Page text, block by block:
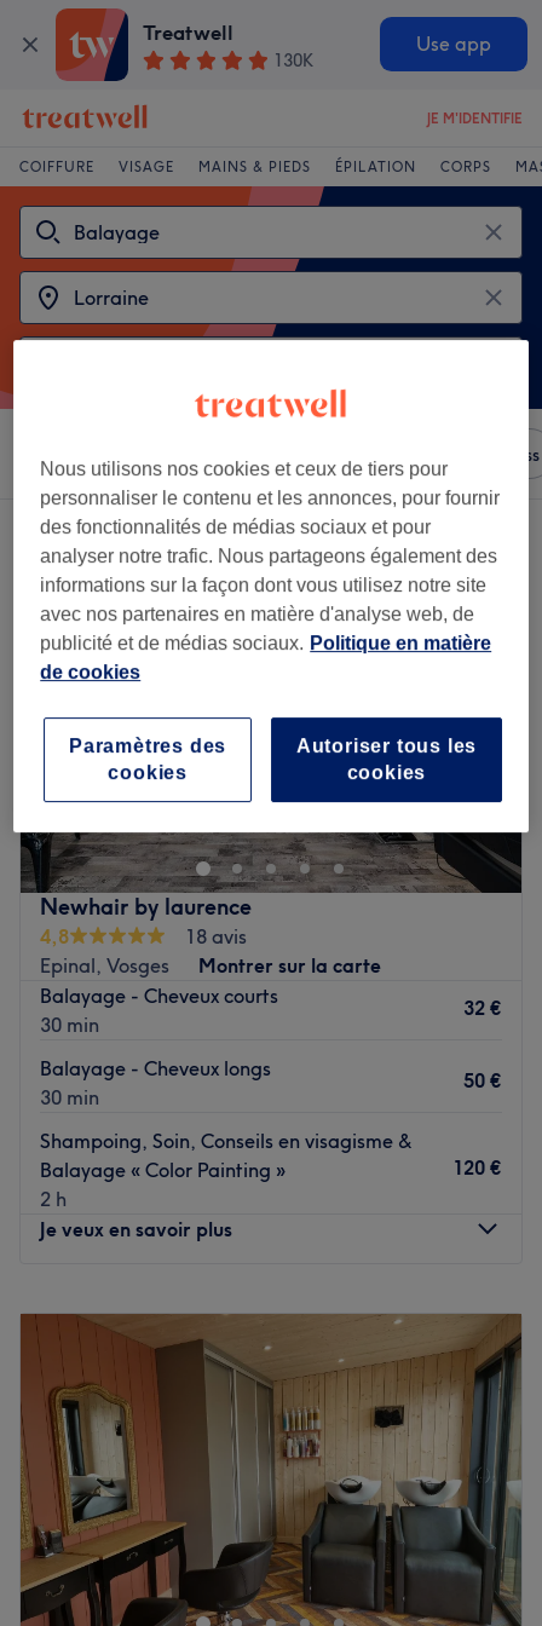
Treatwell
130K
Use app
JE M'IDENTIFIE
COIFFURE VISAGE MAINS & PIEDS ÉPILATION CORPS
Offres Express
2 établissements offrant:balayage à Lorraine
Newhair by laurence
4,8
18 avis
Epinal, Vosges
Montrer sur la carte
Balayage - Cheveux courts
30 min
32 €
Balayage - Cheveux longs
30 min
50 €
Shampoing, Soin, Conseils en visagisme &
Balayage « Color Painting »
2 h
120 €
Je veux en savoir plus
Mardi
08:30
08:30–18:00
Jeudi
08:30 –18:00
Vendredi
08:30 –
18:00
Samedi
08:30
18:00
Dimanche
Fermé
Dans la ville d'Épinal, à deux pas de la Moselle, se
trouve Newhair by Laurence. Dans ce salon chaleureux et
cosy, Laurence accueille sa clientèle avec le sourire et
propose de nombreuses prestations pour les femmes, les
Nous utilisons nos cookies et ceux de tiers pour
personnaliser le contenu et les annonces, pour fournir
des fonctionnalités de médias sociaux et pour
analyser notre trafic. Nous partageons également des
informations sur la façon dont vous utilisez notre site
avec nos partenaires en matière d'analyse web, de
publicité et de médias sociaux. Politique en matière
de cookies
Autoriser tous les
cookies
Paramètres des
cookies